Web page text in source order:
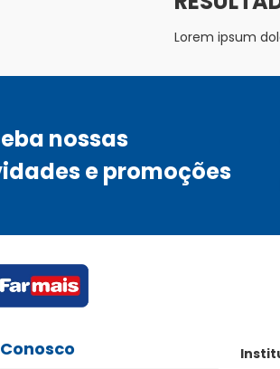
Lorem ipsum
nossas
e promoções